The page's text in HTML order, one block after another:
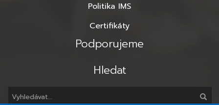
Politika IMS
Certifikáty
Podporujeme
Hledat